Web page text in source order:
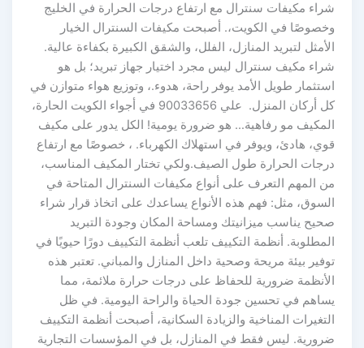
شراء مكيفات سنترال مع ارتفاع درجات الحرارة في الخليج
وخصوصًا في الكويت،. أصبحت مكيفات السنترال الخيار
الأمثل لتبريد المنازل، الفلل، والشقق الكبيرة بكفاءة عالية.
شراء مكيف سنترال ليس مجرد اختيار جهاز تبريد؛ بل هو
استثمار طويل الأمد يوفر راحة، هدوء.، وتوزيع هواء متوازن في
كل أركان المنزل. علي 90033656 في أجواء الكويت الحارة،
المكيف مو رفاهية… هو ضرورة يومية! الكل يدور على مكيف
قوي، هادئ، ويوفر في استهلاك الكهرباء. ، خصوصًا مع ارتفاع
درجات الحرارة طول الصيف.ولكي تختار المكيف المناسب،
من المهم التعرف على أنواع مكيفات السنترال المتاحة في
السوق، مثل: فهم هذه الأنواع يساعدك على اتخاذ قرار شراء
صحيح يناسب ميزانيتك ومساحة المكان وجودة التبريد
المطلوبة. أنظمة التكييف تلعب أنظمة التكييف دورًا حيويًا في
توفير بيئة مريحة وصحية داخل المنازل والمباني. تعتبر هذه
الأنظمة ضرورية للحفاظ على درجات حرارة ملائمة، مما
يساهم في تحسين جودة الحياة والراحة اليومية. في ظل
التغيرات المناخية والزيادة السكانية، أصبحت أنظمة التكييف
ضرورية. ليس فقط في المنازل، بل في المؤسسات التجارية